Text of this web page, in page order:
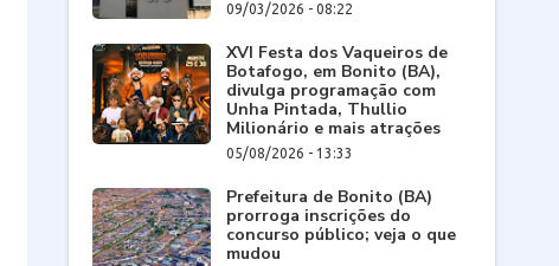
09/03/2026 - 08:22
XVI Festa dos Vaqueiros de
Botafogo, em Bonito (BA),
divulga programação com
Unha Pintada, Thullio
Milionário e mais atrações
05/08/2026 - 13:33
Prefeitura de Bonito (BA)
prorroga inscrições do
concurso público; veja o que
mudou